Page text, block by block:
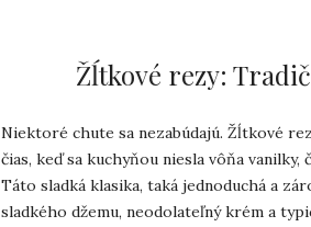
Žĺtkové rezy:
Niektoré chute sa nezabúdajú. Žĺtkové
čias, keď sa kuchyňou niesla vôňa
Táto sladká klasika, taká jednoduchá a
sladkého džemu, neodolateľný krém a